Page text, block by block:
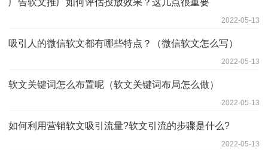
广告软文推广如何评估投放效果？这几点很重要
2022-05-13
吸引人的微信软文都有哪些特点？（微信软文怎么写）
2022-05-13
软文关键词怎么布置呢（软文关键词布局怎么做）
2022-05-13
如何利用营销软文吸引流量?软文引流的步骤是什么?
2022-05-13